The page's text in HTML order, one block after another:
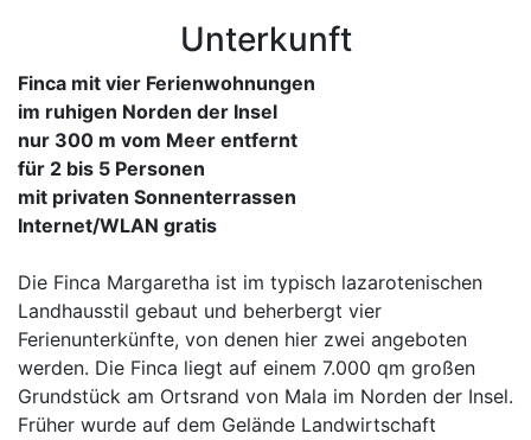
Unterkunft
Finca mit vier Ferienwohnungen
im ruhigen Norden der Insel
nur 300 m vom Meer entfernt
für 2 bis 5 Personen
mit privaten Sonnenterrassen
Internet/WLAN gratis
Die Finca Margaretha ist im typisch lazarotenischen
Landhausstil gebaut und beherbergt vier
Ferienunterkünfte, von denen hier zwei angeboten
werden. Die Finca liegt auf einem 7.000 qm großen
Grundstück am Ortsrand von Mala im Norden der Insel.
Früher wurde auf dem Gelände Landwirtschaft